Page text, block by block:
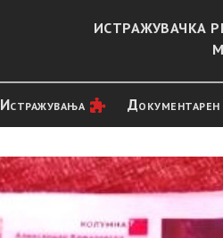
ИСТРАЖУВАЧКА
Истражувањa Документарен